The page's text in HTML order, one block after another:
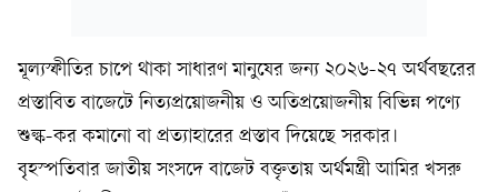
মূল্যস্ফীতির চাপে থাকা সাধারণ মানুষের জন্য ২০২৬-২৭ অর্থবছরের
প্রস্তাবিত বাজেটে নিত্যপ্রয়োজনীয় ও অতিপ্রয়োজনীয় বিভিন্ন পণ্যে
শুল্ক-কর কমানো বা প্রত্যাহারের প্রস্তাব দিয়েছে সরকার।
বৃহস্পতিবার জাতীয় সংসদে বাজেট বক্তৃতায় অর্থমন্ত্রী আমির খসরু